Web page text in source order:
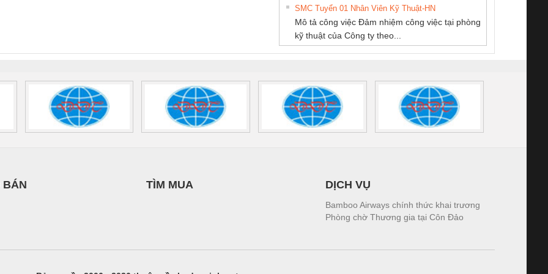
TRANSCLINIC 16I+
1K5 H (2502520000)
BKE 1K5.4
(7791400879)2. Giá
THƯỢNG ĐÌNH
SMC Tuyển 01 Nhân Viên Kỹ Thuật-HN
Mô tả công việc Đảm nhiệm công việc tại phòng
kỹ thuật của Công ty theo...
BÁN TÌM MUA DỊCH VỤ
Bamboo Airways chính thức khai trương
Phòng chờ Thương gia tại Côn Đảo